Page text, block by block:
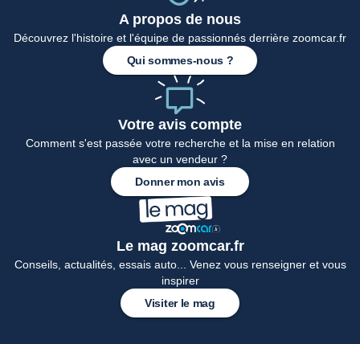
Accueil
A propos de nous
Découvrez l'histoire et l'équipe de passionnés derrière zoomcar.fr
Qui sommes-nous ?
Votre avis compte
Comment s'est passée votre recherche et la mise en relation
avec un vendeur ?
Donner mon avis
Le mag zoomcar.fr
Conseils, actualités, essais auto... Venez vous renseigner et vous
inspirer
Visiter le mag